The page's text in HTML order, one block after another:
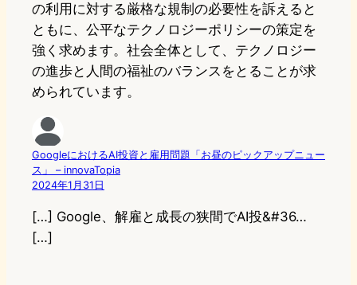
の利用に対する厳格な規制の必要性を訴えると
ともに、公平なテクノロジーポリシーの策定を
強く求めます。社会全体として、テクノロジー
の進歩と人間の福祉のバランスをとることが求
められています。
GoogleにおけるAI投資と雇用問題「お昼のピックアップニュー
ス」 – innovaTopia
2024年1月31日
[…] Google、解雇と成長の狭間でAI投&#36…
[…]